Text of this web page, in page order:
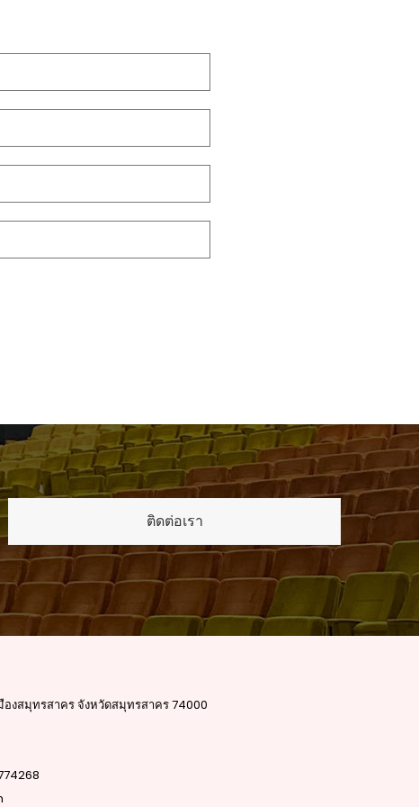
ติดต่อเรา
องสมุทรสาคร จังหวัดสมุทรสาคร 74000